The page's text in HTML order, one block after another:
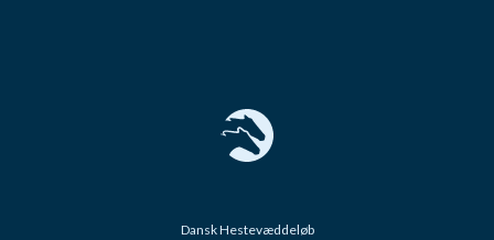
Dansk Hestevæddeløb